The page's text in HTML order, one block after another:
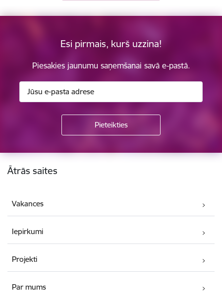
Esi pirmais, kurš uzzina!
Piesakies jaunumu saņemšanai savā e-pastā.
Kājene
Ātrās saites
Vakances
Iepirkumi
Projekti
Par mums